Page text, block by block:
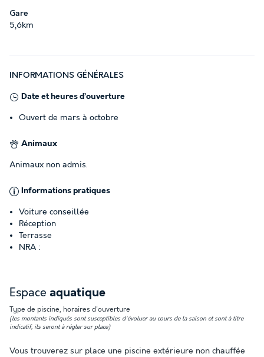
Gare
5,6km
INFORMATIONS GÉNÉRALES
Date et heures d’ouverture
Ouvert de mars à octobre
Animaux
Animaux non admis.
Informations pratiques
Voiture conseillée
Réception
Terrasse
NRA :
Espace aquatique
Type de piscine, horaires d'ouverture
(les montants indiqués sont susceptibles d'évoluer au cours de la saison et sont à titre
indicatif, ils seront à régler sur place)
Vous trouverez sur place une piscine extérieure non chauffée